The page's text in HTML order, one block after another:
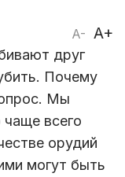
A- A+
друг
Почему
Мы
всего
орудий
могут быть